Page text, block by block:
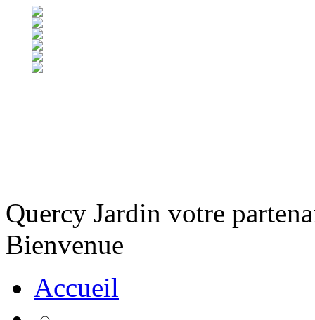
Quercy Jardin votre
Bienvenue
Accueil